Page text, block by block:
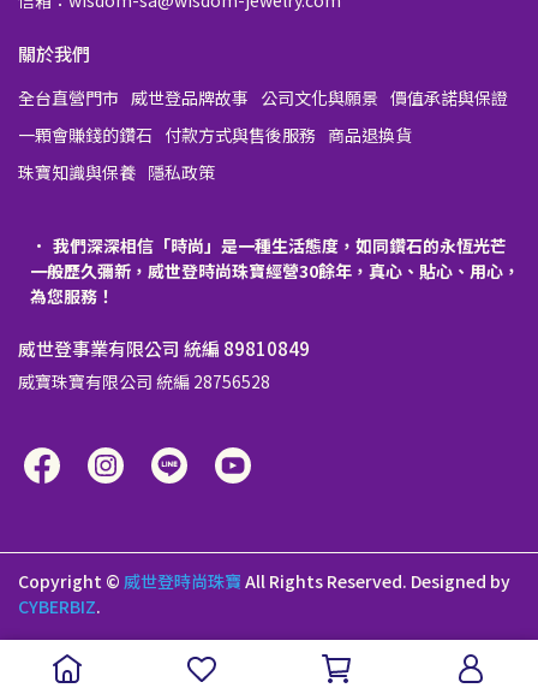
關於我們
全台直營門市 威世登品牌故事 公司文化與願景 價值承諾與保證
一顆會賺錢的鑽石 付款方式與售後服務 商品退換貨
珠寶知識與保養 隱私政策
我們深深相信「時尚」是一種生活態度，如同鑽石的永恆光芒
一般歷久彌新，威世登時尚珠寶經營30餘年，真心、貼心、用心，
為您服務！
威世登事業有限公司 統編 89810849
威寶珠寶有限公司 統編 28756528
Copyright © 威世登時尚珠寶 All Rights Reserved. Designed by
CYBERBIZ.